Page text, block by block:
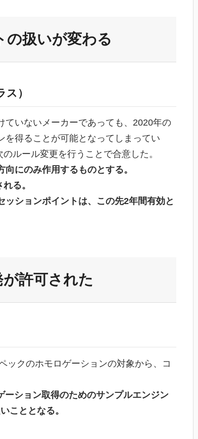
扱いが変わる
）
いないメーカーであっても、2020年の
を得ることが可能となってしまってい
ルール変更を行うことで合意した。
にのみ作用するものとする。
る。
ッションポイントは、この先2年間有効と
許可された
ックのホモロゲーションの対象から、コ
ーション取得のためのサンプルエンジン
こととなる。